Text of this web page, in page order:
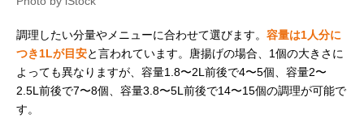
調理したい分量やメニューに合わせて選びます。 容量は1人分に
つき1Lが目安と言われています。唐揚げの場合、1個の大きさに
よっても異なりますが、容量1.8〜2L前後で4〜5個、容量2〜
2.5L前後で7〜8個、容量3.8〜5L前後で14〜15個の調理が可能で
す。